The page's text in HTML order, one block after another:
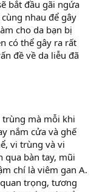
bắt đầu gãi ngứa
nhau để gây
cho da bạn bị
có thể gây ra rất
đề về da liễu đã
mà mỗi khi
nắm cửa và ghế
vi trùng và vi
qua bàn tay, mũi
chí là viêm gan A.
trọng, tương